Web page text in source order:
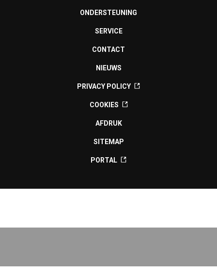
ONDERSTEUNING
SERVICE
CONTACT
NIEUWS
PRIVACY POLICY
COOKIES
AFDRUK
SITEMAP
PORTAL